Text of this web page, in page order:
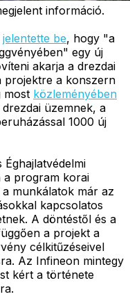
információ.
jelentette be, hogy "a
egy új
akarja a drezdai
projektre a konszern
most közleményében
üzemnek, a
1000 új
Éghajlatvédelmi
a program korai
munkálatok már az
kapcsolatos
A döntéstől és a
a projekt a
célkitűzéseivel
Az Infineon mintegy
kért a története